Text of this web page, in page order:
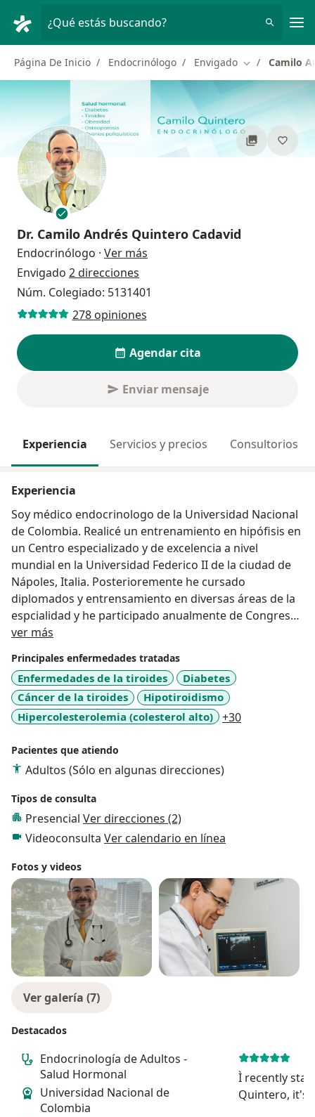
¿Qué estás buscando?
Página De Inicio Endocrinólogo Envigado Cambiar de
Camilo
Dr. Camilo Andrés Quintero Cadavid
Endocrinólogo · Ver más
Envigado 2 direcciones
Núm. Colegiado: 5131401
278 opiniones
Agendar cita
Enviar mensaje
Experiencia Servicios y precios Consultorios
Experiencia
Soy médico endocrinologo de la Universidad Nacional
de Colombia. Realicé un entrenamiento en hipófisis en
un Centro especializado y de excelencia a nivel
mundial en la Universidad Federico II de la ciudad de
Nápoles, Italia. Posterioremente he cursado
diplomados y entrensamiento en diversas áreas de la
espcialidad y he participado anualmente de Congresos
de actualización.
ver más
Principales enfermedades tratadas
Enfermedades de la tiroides
Diabetes
Cáncer de la tiroides
Hipotiroidismo
Hipercolesterolemia (colesterol alto)
+30
Pacientes que atiendo
Adultos (Sólo en algunas direcciones)
Tipos de consulta
Presencial Ver direcciones (2)
Videoconsulta Ver calendario en línea
Fotos y videos
Ver galería (7)
Destacados
Endocrinología de Adultos -
Salud Hormonal
Universidad Nacional de
Colombia
Ì recently
Quintero, it's